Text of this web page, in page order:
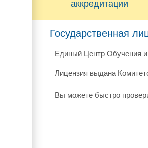
аккредитации
Государственная
Единый Центр Обучения
Лицензия выдана
Вы можете быстро